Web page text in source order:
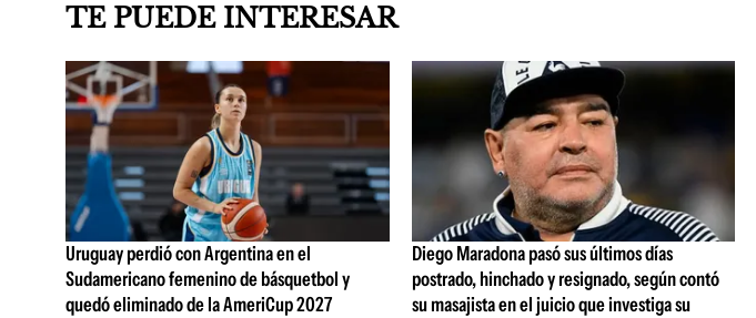
TE PUEDE INTERESAR
Uruguay perdió con Argentina en el
Sudamericano femenino de básquetbol y
quedó eliminado de la AmeriCup 2027
Diego Maradona pasó sus últimos días
postrado, hinchado y resignado, según contó
su masajista en el juicio que investiga su